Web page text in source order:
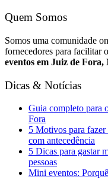
Quem Somos
Somos uma comunidade
fornecedores para facilitar
eventos em Juiz de Fora,
Dicas & Notícias
Guia completo para
Fora
5 Motivos para fazer
com antecedência
5 Dicas para gastar
pessoas
Mini eventos: